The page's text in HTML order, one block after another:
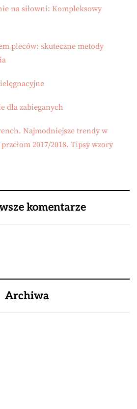
na siłowni: Kompleksowy
pleców: skuteczne metody
dla zabieganych
Najmodniejsze trendy w
2017/2018. Tipsy wzory
komentarze
Archiwa